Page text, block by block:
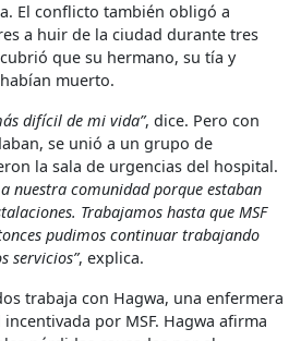
El conflicto también obligó a
a huir de la ciudad durante tres
que su hermano, su tía y
muerto.
difícil de mi vida”, dice. Pero con
se unió a un grupo de
la sala de urgencias del hospital.
nuestra comunidad porque estaban
Trabajamos hasta que MSF
pudimos continuar trabajando
servicios”, explica.
trabaja con Hagwa, una enfermera
por MSF. Hagwa afirma